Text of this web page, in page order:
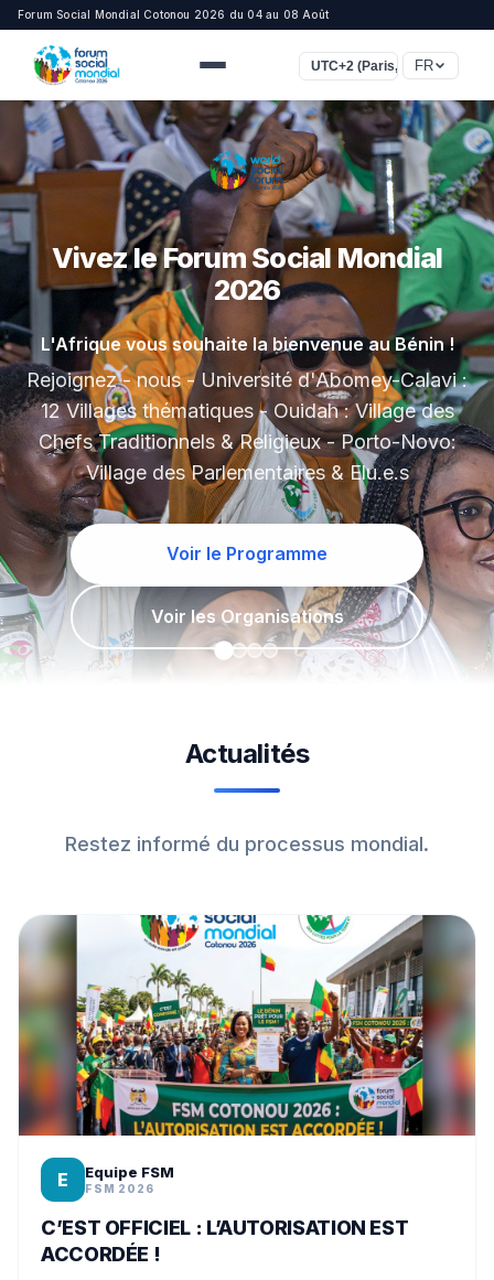
Forum Social Mondial Cotonou 2026 du 04 au 08 Août
UTC+2 (Paris, Rome, Le
FR
Forum Social Mondial 2026
Cotonou, Bénin — 4-8 Août 2026
Un autre monde est possible !
Rejoignez - nous pour construire ensemble des
alternatives.
S'inscrire maintenant
Actualités
Restez informé du processus mondial.
E Equipe FSM
FSM 2026
C’EST OFFICIEL : L’AUTORISATION EST
ACCORDÉE !